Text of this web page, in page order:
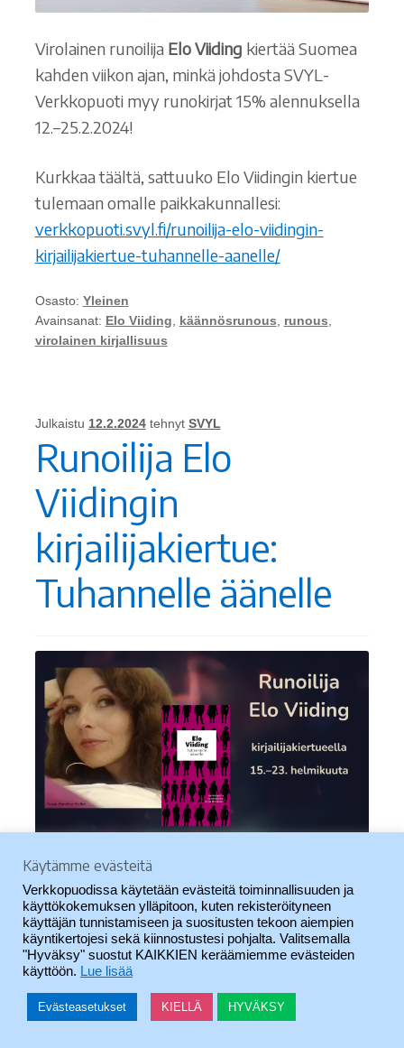
Virolainen runoilija Elo Viiding kiertää Suomea
kahden viikon ajan, minkä johdosta SVYL-
Verkkopuoti myy runokirjat 15% alennuksella
12.–25.2.2024!
Kurkkaa täältä, sattuuko Elo Viidingin kiertue
tulemaan omalle paikkakunnallesi:
verkkopuoti.svyl.fi/runoilija-elo-viidingin-
kirjailijakiertue-tuhannelle-aanelle/
Osasto: Yleinen
Avainsanat: Elo Viiding, käännösrunous, runous,
virolainen kirjallisuus
Julkaistu 12.2.2024 tehnyt SVYL
Runoilija Elo
Viidingin
kirjailijakiertue:
Tuhannelle äänelle
TallinnalainenElo Viiding
nykyrunouden tärkeimpiä tekijöitä.
Kulttuurisukuun kuuluva Viiding julkaisi
esikoiskokoelmansa jo 16-vuotiaana. Kolmessa
ensimmäisessä teoksessaan hän käytti
pseudonyymiä Elo Vee, mutta luopui tästä
Käytämme evästeitä
Verkkopuodissa käytetään evästeitä toiminnallisuuden ja
käyttökokemuksen ylläpitoon, kuten rekisteröityneen
käyttäjän tunnistamiseen ja suositusten tekoon aiempien
käyntikertojesi sekä kiinnostustesi pohjalta. Valitsemalla
"Hyväksy" suostut KAIKKIEN keräämiemme evästeiden
käyttöön. Lue lisää
Evästeasetukset KIELLÄ HYVÄKSY